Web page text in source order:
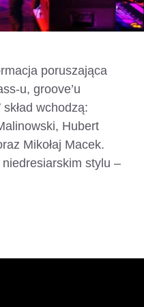
poruszająca
u, groove’u
wchodzą:
Hubert
Mikołaj Macek.
stylu –